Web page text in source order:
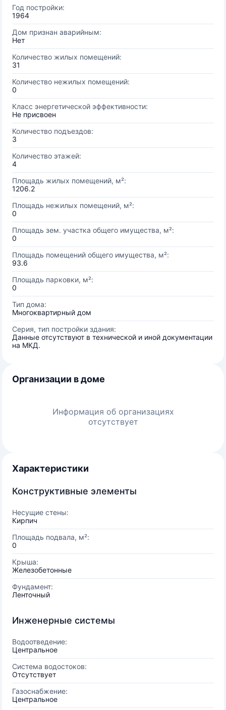
Год постройки:
1964
Дом признан аварийным:
Нет
Количество жилых помещений:
31
Количество нежилых помещений:
0
Класс энергетической эффективности:
Не присвоен
Количество подъездов:
3
Количество этажей:
4
Площадь жилых помещений, м²:
1206.2
Площадь нежилых помещений, м²:
0
Площадь зем. участка общего имущества, м²:
0
Площадь помещений общего имущества, м²:
93.6
Площадь парковки, м²:
0
Тип дома:
Многоквартирный дом
Серия, тип постройки здания:
Данные отсутствуют в технической и иной документации
на МКД.
Организации в доме
Информация об организациях
отсутствует
Характеристики
Конструктивные элементы
Несущие стены:
Кирпич
Площадь подвала, м²:
0
Крыша:
Железобетонные
Фундамент:
Ленточный
Инженерные системы
Водоотведение:
Центральное
Система водостоков:
Отсутствует
Газоснабжение:
Центральное